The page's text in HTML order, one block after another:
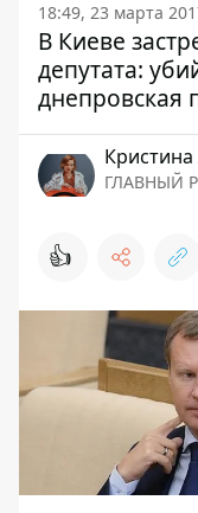
18:49, 23 марта
В Киеве
депутата:
днепровская
Кристина
ГЛАВНЫЙ
👍